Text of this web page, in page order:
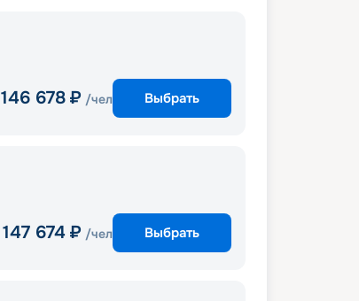
146 678 ₽ /чел Выбрать
147 674 ₽ /чел Выбрать